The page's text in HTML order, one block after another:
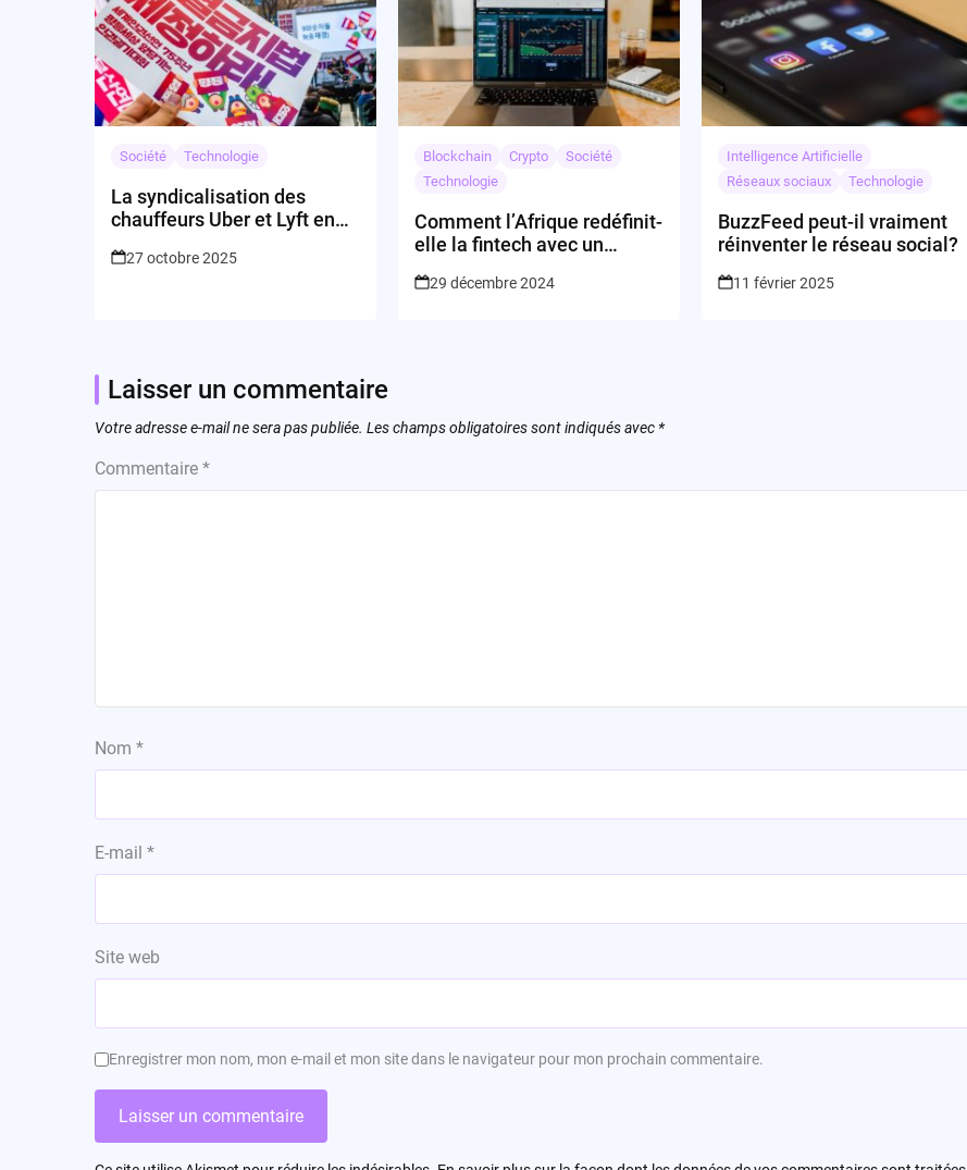
Société Technologie
La syndicalisation des
chauffeurs Uber et Lyft en
vraiment changer le visage
27 octobre 2025
Blockchain Crypto
Société
Technologie
Comment l’Afrique redéfinit-
elle la fintech avec un
29 décembre 2024
Intelligence Artificielle
Réseaux sociaux
Technologie
BuzzFeed peut-il vraiment
réinventer le réseau social?
11 février 2025
Laisser un commentaire
Votre adresse e-mail ne sera pas publiée. Les champs obligatoires sont indiqués avec *
Commentaire *
Nom *
E-mail *
Site web
Enregistrer mon nom, mon e-mail et mon site dans le navigateur pour mon prochain commentaire.